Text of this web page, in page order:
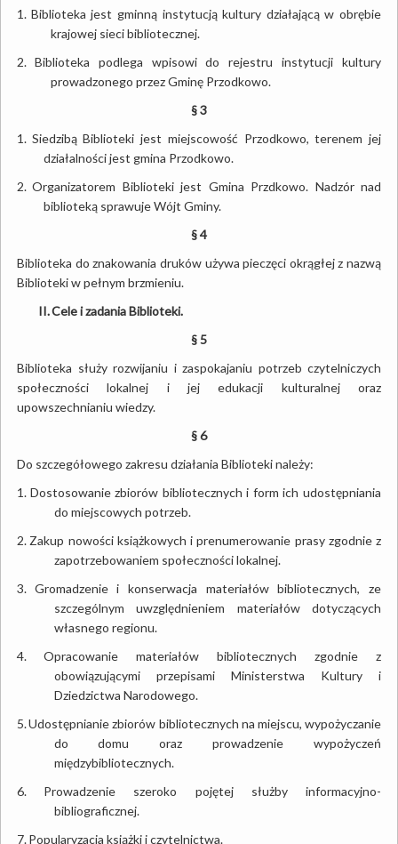
1. Biblioteka jest gminną instytucją kultury działającą w obrębie
krajowej sieci bibliotecznej.
2. Biblioteka podlega wpisowi do rejestru instytucji kultury
prowadzonego przez Gminę Przodkowo.
§ 3
1. Siedzibą Biblioteki jest miejscowość Przodkowo, terenem jej
działalności jest gmina Przodkowo.
2. Organizatorem Biblioteki jest Gmina Przdkowo. Nadzór nad
biblioteką sprawuje Wójt Gminy.
§ 4
Biblioteka do znakowania druków używa pieczęci okrągłej z nazwą
Biblioteki w pełnym brzmieniu.
II.Cele i zadania Biblioteki.
§ 5
Biblioteka służy rozwijaniu i zaspokajaniu potrzeb czytelniczych
społeczności lokalnej i jej edukacji kulturalnej oraz
upowszechnianiu wiedzy.
§ 6
Do szczegółowego zakresu działania Biblioteki należy:
1. Dostosowanie zbiorów bibliotecznych i form ich udostępniania
do miejscowych potrzeb.
2. Zakup nowości książkowych i prenumerowanie prasy zgodnie z
zapotrzebowaniem społeczności lokalnej.
3. Gromadzenie i konserwacja materiałów bibliotecznych, ze
szczególnym uwzględnieniem materiałów dotyczących
własnego regionu.
4.
Opracowanie materiałów bibliotecznych zgodnie z
obowiązującymi przepisami Ministerstwa Kultury i
Dziedzictwa Narodowego.
5.Udostępnianie zbiorów bibliotecznych na miejscu, wypożyczanie
do domu oraz prowadzenie wypożyczeń
międzybibliotecznych.
6.
Prowadzenie szeroko pojętej służby informacyjno-
bibliograficznej.
7.Popularyzacja książki i czytelnictwa.